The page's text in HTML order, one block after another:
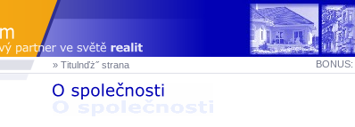
BONUS:
» Titulnďż˝ strana